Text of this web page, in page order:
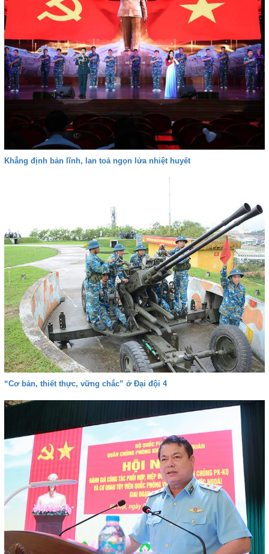
Khẳng định bản lĩnh, lan toả ngọn lửa nhiệt huyết
“Cơ bản, thiết thực, vững chắc” ở Đại đội 4